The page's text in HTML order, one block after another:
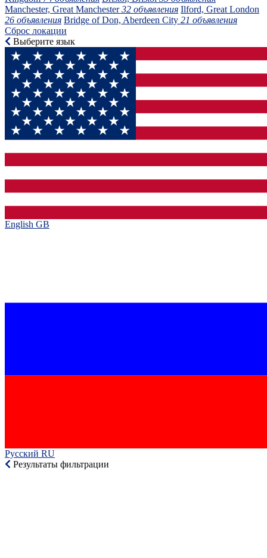
Manchester, Great Manchester32 объявления Ilford, Great London
26 объявления Bridge of Don, Aberdeen City 21 объявления
Сброс локации
Выберите язык
English GB‎
Русский RU‎
Результаты фильтрации